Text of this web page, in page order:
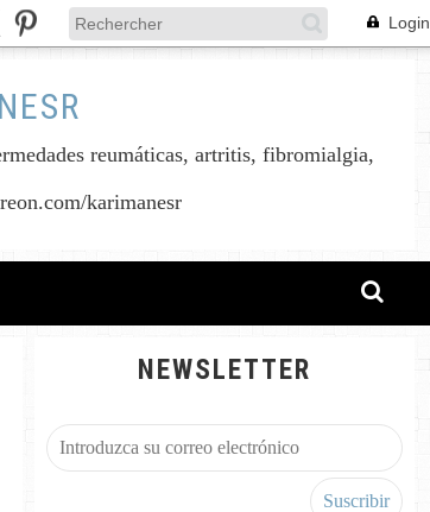
Login
reumáticas, artritis, fibromialgia,
karimanesr
NEWSLETTER